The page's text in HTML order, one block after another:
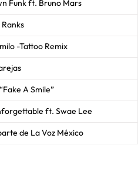
Funk ft. Bruno Mars
-Tattoo Remix
A Smile”
ft. Swae Lee
de La Voz México